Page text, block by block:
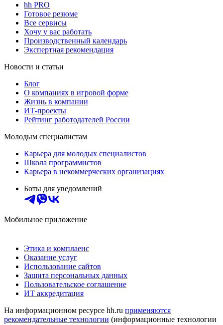
hh PRO
Готовое резюме
Все сервисы
Хочу у вас работать
Производственный календарь
Экспертная рекомендация
Новости и статьи
Блог
О компаниях в игровой форме
Жизнь в компании
ИТ-проекты
Рейтинг работодателей России
Молодым специалистам
Карьера для молодых специалистов
Школа программистов
Карьера в некоммерческих организациях
Боты для уведомлений
Мобильное приложение
Этика и комплаенс
Оказание услуг
Использование сайтов
Защита персональных данных
Пользовательское соглашение
ИТ аккредитация
На информационном ресурсе hh.ru применяются
рекомендательные технологии (информационные технологии